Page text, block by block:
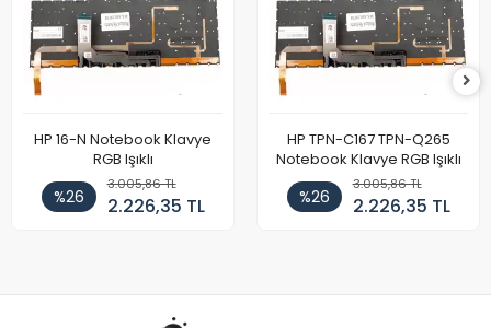
HP 16-N Notebook Klavye
RGB Işıklı
%26
3.005,86 TL
2.226,35 TL
HP TPN-C167 TPN-Q265
Notebook Klavye RGB Işıklı
%26
3.005,86 TL
2.226,35 TL